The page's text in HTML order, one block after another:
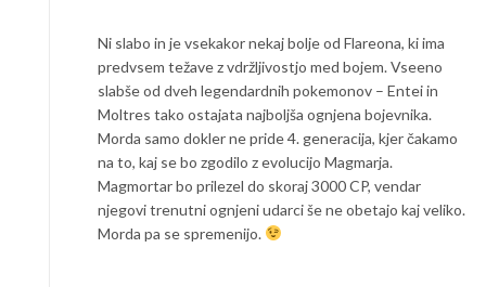
Ni slabo in je vsekakor nekaj bolje od Flareona, ki ima
predvsem težave z vdržljivostjo med bojem. Vseeno
slabše od dveh legendardnih pokemonov – Entei in
Moltres tako ostajata najboljša ognjena bojevnika.
Morda samo dokler ne pride 4. generacija, kjer čakamo
na to, kaj se bo zgodilo z evolucijo Magmarja.
Magmortar bo prilezel do skoraj 3000 CP, vendar
njegovi trenutni ognjeni udarci še ne obetajo kaj veliko.
Morda pa se spremenijo.